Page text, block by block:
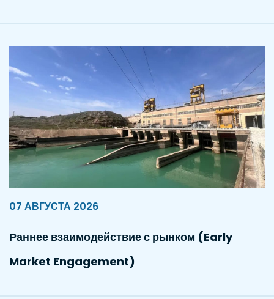
07 АВГУСТА 2026
Раннее взаимодействие с рынком (Early
Market Engagement)